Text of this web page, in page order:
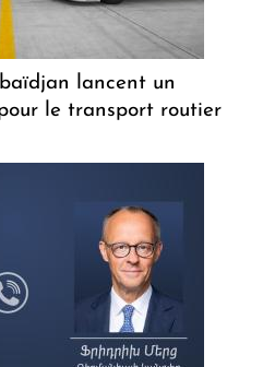
lancent un
le transport routier